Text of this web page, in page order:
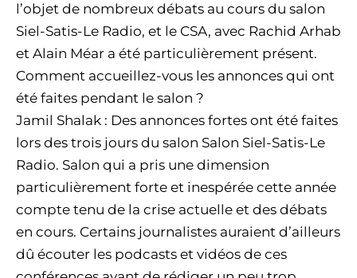
l’objet de nombreux débats au cours du salon
Siel-Satis-Le Radio, et le CSA, avec Rachid Arhab
et Alain Méar a été particulièrement présent.
Comment accueillez-vous les annonces qui ont
été faites pendant le salon ?
Jamil Shalak : Des annonces fortes ont été faites
lors des trois jours du salon Salon Siel-Satis-Le
Radio. Salon qui a pris une dimension
particulièrement forte et inespérée cette année
compte tenu de la crise actuelle et des débats
en cours. Certains journalistes auraient d’ailleurs
dû écouter les podcasts et vidéos de ces